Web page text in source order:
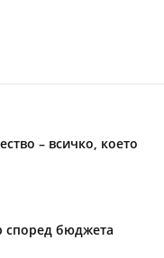
– всичко, което
бюджета